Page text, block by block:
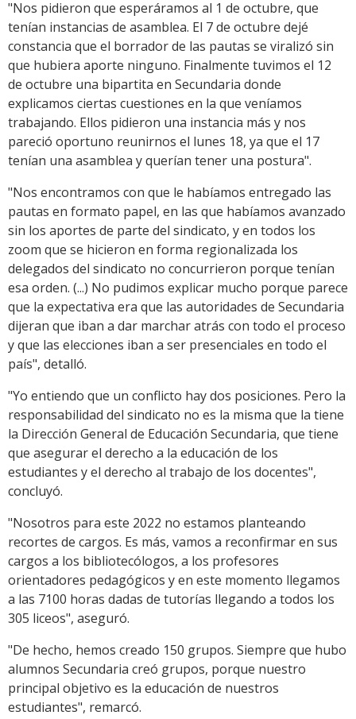
"Nos pidieron que esperáramos al 1 de octubre, que
tenían instancias de asamblea. El 7 de octubre dejé
constancia que el borrador de las pautas se viralizó sin
que hubiera aporte ninguno. Finalmente tuvimos el 12
de octubre una bipartita en Secundaria donde
explicamos ciertas cuestiones en la que veníamos
trabajando. Ellos pidieron una instancia más y nos
pareció oportuno reunirnos el lunes 18, ya que el 17
tenían una asamblea y querían tener una postura".
"Nos encontramos con que le habíamos entregado las
pautas en formato papel, en las que habíamos avanzado
sin los aportes de parte del sindicato, y en todos los
zoom que se hicieron en forma regionalizada los
delegados del sindicato no concurrieron porque tenían
esa orden. (...) No pudimos explicar mucho porque parece
que la expectativa era que las autoridades de Secundaria
dijeran que iban a dar marchar atrás con todo el proceso
y que las elecciones iban a ser presenciales en todo el
país", detalló.
"Yo entiendo que un conflicto hay dos posiciones. Pero la
responsabilidad del sindicato no es la misma que la tiene
la Dirección General de Educación Secundaria, que tiene
que asegurar el derecho a la educación de los
estudiantes y el derecho al trabajo de los docentes",
concluyó.
"Nosotros para este 2022 no estamos planteando
recortes de cargos. Es más, vamos a reconfirmar en sus
cargos a los bibliotecólogos, a los profesores
orientadores pedagógicos y en este momento llegamos
a las 7100 horas dadas de tutorías llegando a todos los
305 liceos", aseguró.
"De hecho, hemos creado 150 grupos. Siempre que hubo
alumnos Secundaria creó grupos, porque nuestro
principal objetivo es la educación de nuestros
estudiantes", remarcó.